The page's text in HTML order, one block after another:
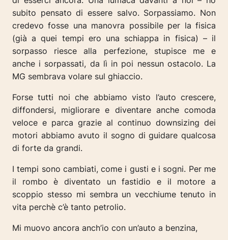
subito pensato di essere salvo. Sorpassiamo. Non
credevo fosse una manovra possibile per la fisica
(già a quei tempi ero una schiappa in fisica) – il
sorpasso riesce alla perfezione, stupisce me e
anche i sorpassati, da lì in poi nessun ostacolo. La
MG sembrava volare sul ghiaccio.
Forse tutti noi che abbiamo visto l’auto crescere,
diffondersi, migliorare e diventare anche comoda
veloce e parca grazie al continuo downsizing dei
motori abbiamo avuto il sogno di guidare qualcosa
di forte da grandi.
I tempi sono cambiati, come i gusti e i sogni. Per me
il rombo è diventato un fastidio e il motore a
scoppio stesso mi sembra un vecchiume tenuto in
vita perchè c’è tanto petrolio.
Mi muovo ancora anch’io con un’auto a benzina,